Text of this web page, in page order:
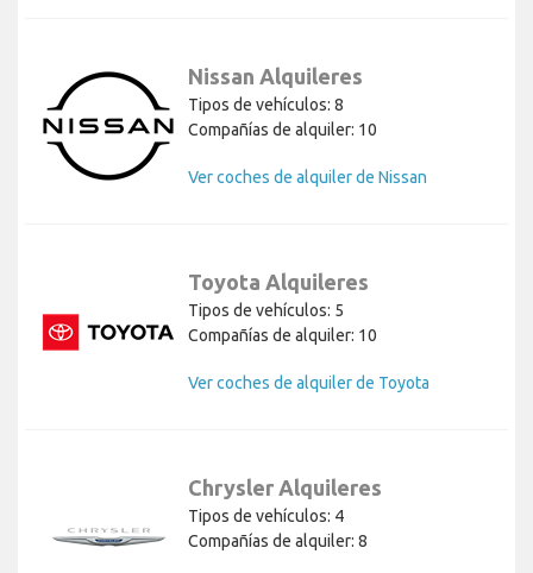
Nissan Alquileres
Tipos de vehículos: 8
Compañías de alquiler: 10
Ver coches de alquiler de Nissan
Toyota Alquileres
Tipos de vehículos: 5
Compañías de alquiler: 10
Ver coches de alquiler de Toyota
Chrysler Alquileres
Tipos de vehículos: 4
Compañías de alquiler: 8